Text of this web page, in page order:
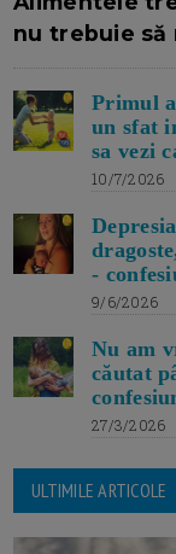
nu trebuie să
Primul
un sfat
sa vezi
10/7/2026
-
9/6/2026
Nu am
căutat
27/3/2026
ULTIMILE ARTICOLE